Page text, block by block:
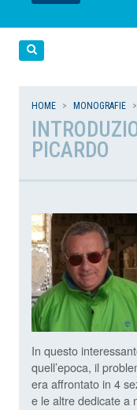
LEGGI
LEGGI
LEGGI
LEGGI
HOME MONOGRAFIE
PICARDO
In questo
quell’epoca, il
era affrontato in 4
e le altre dedicate a